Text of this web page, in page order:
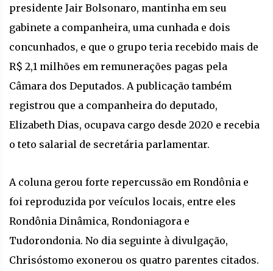
presidente Jair Bolsonaro, mantinha em seu
gabinete a companheira, uma cunhada e dois
concunhados, e que o grupo teria recebido mais de
R$ 2,1 milhões em remunerações pagas pela
Câmara dos Deputados. A publicação também
registrou que a companheira do deputado,
Elizabeth Dias, ocupava cargo desde 2020 e recebia
o teto salarial de secretária parlamentar.
A coluna gerou forte repercussão em Rondônia e
foi reproduzida por veículos locais, entre eles
Rondônia Dinâmica, Rondoniagora e
Tudorondonia. No dia seguinte à divulgação,
Chrisóstomo exonerou os quatro parentes citados.